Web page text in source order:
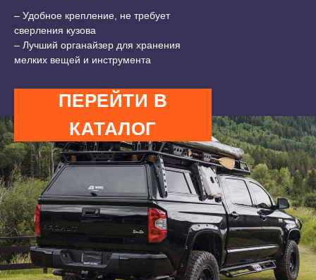
– Удобное крепление, не требует
сверления кузова
– Лучший органайзер для хранения
мелких вещей и инструмента
ПЕРЕЙТИ В
КАТАЛОГ